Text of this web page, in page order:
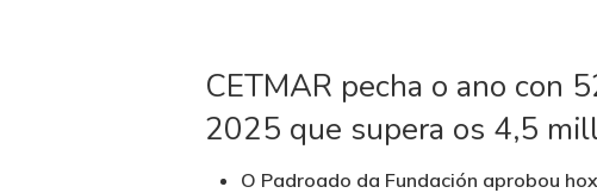
CETMAR pecha o ano con
2025 que supera os 4,5
O Padroado da Fundación aprobou